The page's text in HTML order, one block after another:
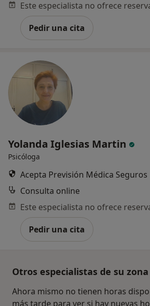
Pedir una cita
Yolanda Iglesias Martin
Psicóloga
Acepta Previsión Médica Seguros
Consulta online
Pedir una cita
Otros especialistas de su zona
Ahora mismo no tienen horas
más tarde para ver si hay nuevas